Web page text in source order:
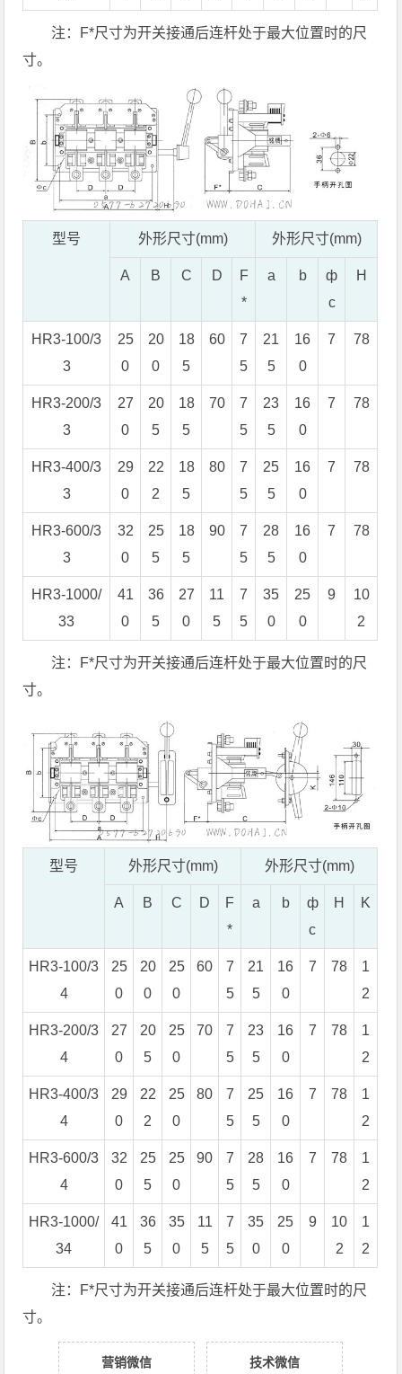
注：F*尺寸为开关接通后连杆处于最大位置时的尺
寸。
型号 外形尺寸(mm) 外形尺寸(mm)
A B C D
F
*
a b
ф
c
H
HR3-100/3
3
25
0
20
0
18
5
60
7
5
21
5
16
0
7 78
HR3-200/3
3
27
0
20
5
18
5
70
7
5
23
5
16
0
7 78
HR3-400/3
3
29
0
22
2
18
5
80
7
5
25
5
16
0
7 78
HR3-600/3
3
32
0
25
5
18
5
90
7
5
28
5
16
0
7 78
HR3-1000/
33
41
0
36
5
27
0
11
5
7
5
35
0
25
0
9
10
2
注：F*尺寸为开关接通后连杆处于最大位置时的尺
寸。
型号 外形尺寸(mm) 外形尺寸(mm)
A B C D
F
*
a b
ф
c
H K
HR3-100/3
4
25
0
20
0
25
0
60
7
5
21
5
16
0
7 78
1
2
HR3-200/3
4
27
0
20
5
25
0
70
7
5
23
5
16
0
7 78
1
2
HR3-400/3
4
29
0
22
2
25
0
80
7
5
25
5
16
0
7 78
1
2
HR3-600/3
4
32
0
25
5
25
0
90
7
5
28
5
16
0
7 78
1
2
HR3-1000/
34
41
0
36
5
35
0
11
5
7
5
35
0
25
0
9
10
2
1
2
注：F*尺寸为开关接通后连杆处于最大位置时的尺
寸。
营销微信
技术微信